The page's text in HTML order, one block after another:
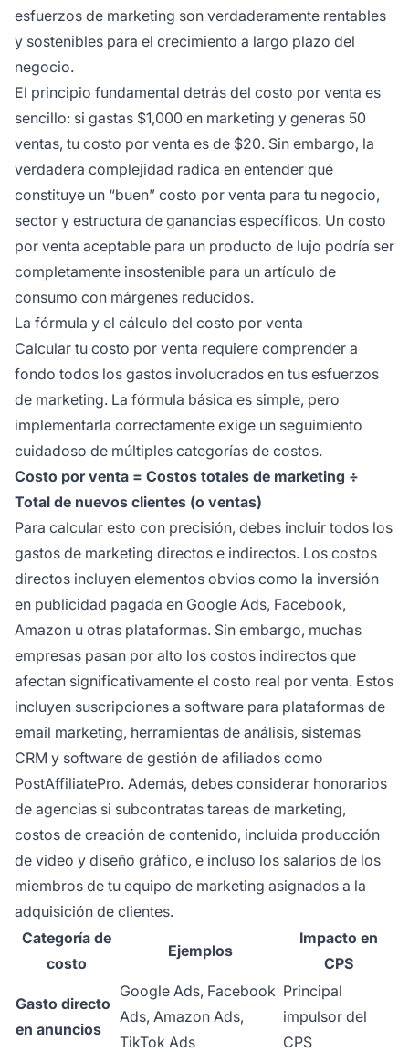
esfuerzos de marketing son verdaderamente rentables
y sostenibles para el crecimiento a largo plazo del
negocio.
El principio fundamental detrás del costo por venta es
sencillo: si gastas $1,000 en marketing y generas 50
ventas, tu costo por venta es de $20. Sin embargo, la
verdadera complejidad radica en entender qué
constituye un “buen” costo por venta para tu negocio,
sector y estructura de ganancias específicos. Un costo
por venta aceptable para un producto de lujo podría ser
completamente insostenible para un artículo de
consumo con márgenes reducidos.
La fórmula y el cálculo del costo por venta
Calcular tu costo por venta requiere comprender a
fondo todos los gastos involucrados en tus esfuerzos
de marketing. La fórmula básica es simple, pero
implementarla correctamente exige un seguimiento
cuidadoso de múltiples categorías de costos.
Costo por venta = Costos totales de marketing ÷
Total de nuevos clientes (o ventas)
Para calcular esto con precisión, debes incluir todos los
gastos de marketing directos e indirectos. Los costos
directos incluyen elementos obvios como la inversión
en publicidad pagada en Google Ads, Facebook,
Amazon u otras plataformas. Sin embargo, muchas
empresas pasan por alto los costos indirectos que
afectan significativamente el costo real por venta. Estos
incluyen suscripciones a software para plataformas de
email marketing, herramientas de análisis, sistemas
CRM y software de gestión de afiliados como
PostAffiliatePro. Además, debes considerar honorarios
de agencias si subcontratas tareas de marketing,
costos de creación de contenido, incluida producción
de video y diseño gráfico, e incluso los salarios de los
miembros de tu equipo de marketing asignados a la
adquisición de clientes.
Categoría de
costo
Ejemplos
Impacto en
CPS
Gasto directo
en anuncios
Google Ads, Facebook
Ads, Amazon Ads,
TikTok Ads
Principal
impulsor del
CPS